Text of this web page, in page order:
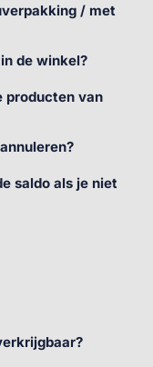
/ met
de winkel?
producten van
saldo als je niet